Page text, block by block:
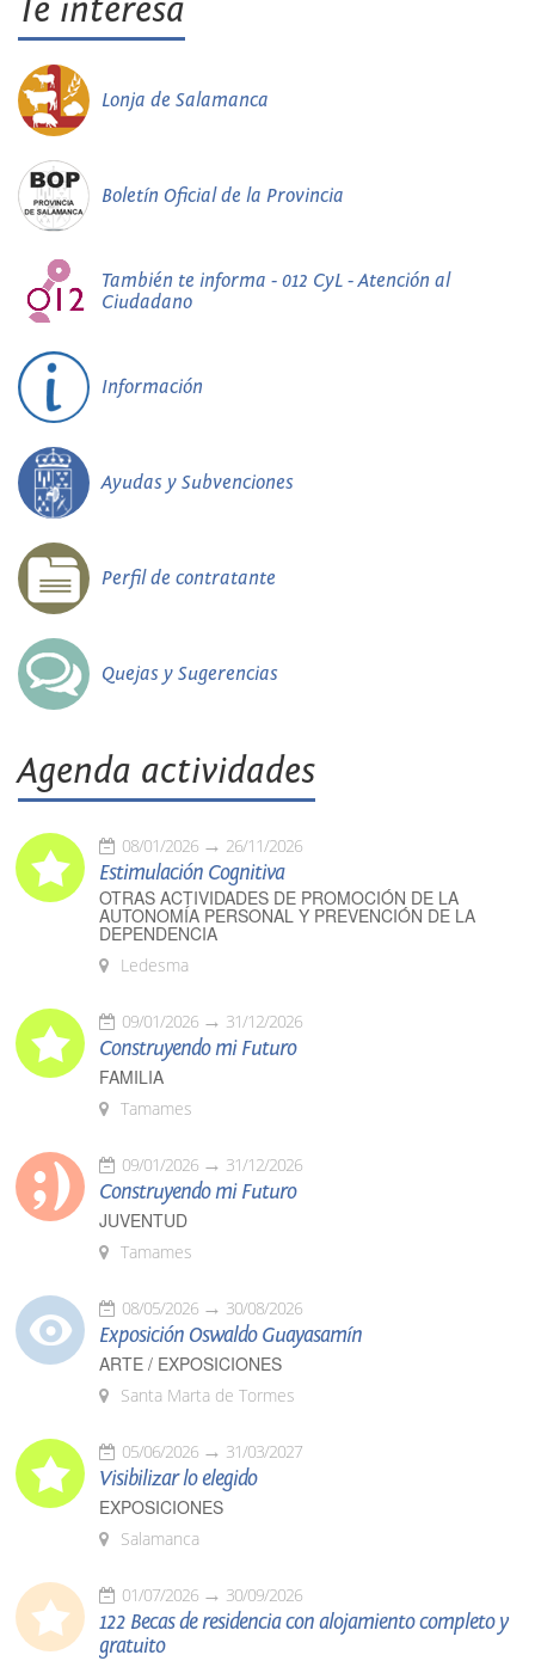
Te interesa
Lonja de Salamanca
Boletín Oficial de la Provincia
También te informa - 012 CyL - Atención al
Ciudadano
Información
Ayudas y Subvenciones
Perfil de contratante
Quejas y Sugerencias
Agenda actividades
08/01/2026 26/11/2026
Estimulación Cognitiva
OTRAS ACTIVIDADES DE PROMOCIÓN DE LA
AUTONOMÍA PERSONAL Y PREVENCIÓN DE LA
DEPENDENCIA
Ledesma
09/01/2026 31/12/2026
Construyendo mi Futuro
FAMILIA
Tamames
09/01/2026 31/12/2026
Construyendo mi Futuro
JUVENTUD
Tamames
08/05/2026 30/08/2026
Exposición Oswaldo Guayasamín
ARTE / EXPOSICIONES
Santa Marta de Tormes
05/06/2026 31/03/2027
Visibilizar lo elegido
EXPOSICIONES
Salamanca
01/07/2026 30/09/2026
122 Becas de residencia con alojamiento completo y
gratuito